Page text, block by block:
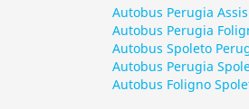
Autobus Perugia
Autobus Perugia
Autobus Spoleto
Autobus Perugia
Autobus Foligno